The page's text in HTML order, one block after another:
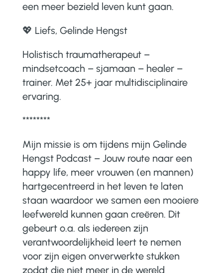
een meer bezield leven kunt gaan.
💖 Liefs, Gelinde Hengst
Holistisch traumatherapeut –
mindsetcoach – sjamaan – healer –
trainer. Met 25+ jaar multidisciplinaire
ervaring.
********
Mijn missie is om tijdens mijn Gelinde
Hengst Podcast – Jouw route naar een
happy life, meer vrouwen (en mannen)
hartgecentreerd in het leven te laten
staan waardoor we samen een mooiere
leefwereld kunnen gaan creëren. Dit
gebeurt o.a. als iedereen zijn
verantwoordelijkheid leert te nemen
voor zijn eigen onverwerkte stukken
zodat die niet meer in de wereld